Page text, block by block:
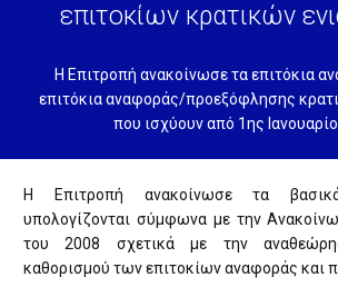
επιτοκίων κρατικών
Η Επιτροπή ανακοίνωσε τα επιτόκια
επιτόκια αναφοράς/προεξόφλησης
που ισχύουν από 1ης
Η Επιτροπή ανακοίνωσε τα
υπολογίζονται σύμφωνα με την
του 2008 σχετικά με την
καθορισμού των επιτοκίων αναφοράς και